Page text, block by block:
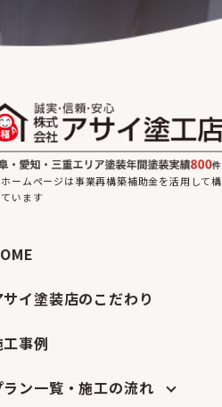
ームページは事業再構築補助金を活用して構
います
イ塗装店のこだわり
事例
ラン一覧・施工の流れ